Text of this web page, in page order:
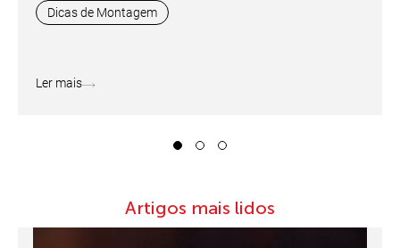
Dicas de Montagem
Ler mais
3
Artigos mais lidos